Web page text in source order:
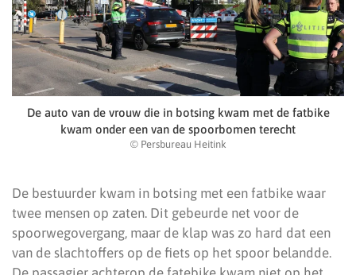
De auto van de vrouw die in botsing kwam met de fatbike
kwam onder een van de spoorbomen terecht
© Persbureau Heitink
De bestuurder kwam in botsing met een fatbike waar
twee mensen op zaten. Dit gebeurde net voor de
spoorwegovergang, maar de klap was zo hard dat een
van de slachtoffers op de fiets op het spoor belandde.